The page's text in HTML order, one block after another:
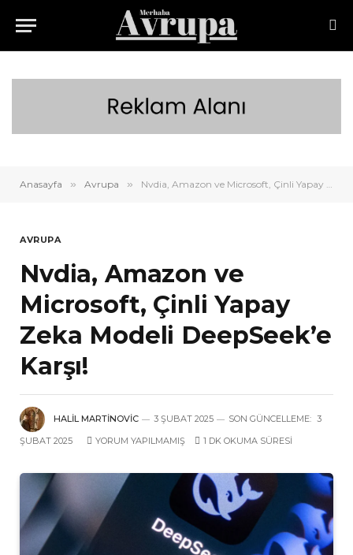
Anasayfa » Avrupa » Nvdia, Amazon ve Microsoft, Çinli Yapay Zeka Modeli DeepSeek’e Karşı!
AVRUPA
Nvdia, Amazon ve
Microsoft, Çinli Yapay
Zeka Modeli DeepSeek’e
Karşı!
HALIL MARTINOVIC 3 ŞUBAT 2025 SON GÜNCELLEME: 3
ŞUBAT 2025 YORUM YAPILMAMIŞ 1 DK OKUMA SÜRESI